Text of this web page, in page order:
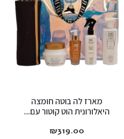
מארז לה בוטה חומצה
היאלורונית הוט קוטור עם...
₪319.00